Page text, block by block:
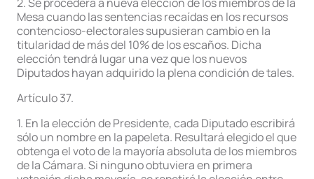
Mesa cuando las sentencias recaídas en los recursos
contencioso-electorales supusieran cambio en la
titularidad de más del 10% de los escaños. Dicha
elección tendrá lugar una vez que los nuevos
Diputados hayan adquirido la plena condición de tales.
Artículo 37.
1. En la elección de Presidente, cada Diputado escribirá
sólo un nombre en la papeleta. Resultará elegido el que
obtenga el voto de la mayoría absoluta de los miembros
de la Cámara. Si ninguno obtuviera en primera